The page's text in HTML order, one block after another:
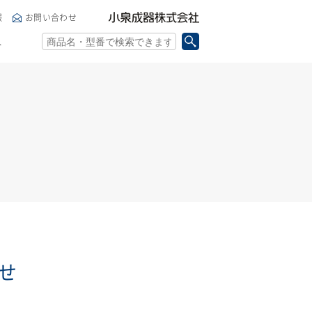
お問い合わせ